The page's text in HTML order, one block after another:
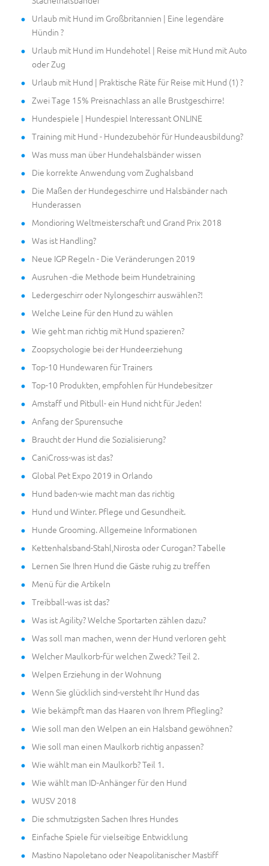
Urlaub mit Hund im Großbritannien | Eine legendäre
Hündin ?
Urlaub mit Hund im Hundehotel | Reise mit Hund mit Auto
oder Zug
Urlaub mit Hund | Praktische Räte für Reise mit Hund (1) ?
Zwei Tage 15% Preisnachlass an alle Brustgeschirre!
Hundespiele | Hundespiel Interessant ONLINE
Training mit Hund - Hundezubehör für Hundeausbildung?
Was muss man über Hundehalsbänder wissen
Die korrekte Anwendung vom Zughalsband
Die Maßen der Hundegeschirre und Halsbänder nach
Hunderassen
Mondioring Weltmeisterschaft und Grand Prix 2018
Was ist Handling?
Neue IGP Regeln - Die Veränderungen 2019
Ausruhen -die Methode beim Hundetraining
Ledergeschirr oder Nylongeschirr auswählen?!
Welche Leine für den Hund zu wählen
Wie geht man richtig mit Hund spazieren?
Zoopsychologie bei der Hundeerziehung
Top-10 Hundewaren für Trainers
Top-10 Produkten, empfohlen für Hundebesitzer
Amstaff und Pitbull- ein Hund nicht für Jeden!
Anfang der Spurensuche
Braucht der Hund die Sozialisierung?
CaniCross-was ist das?
Global Pet Expo 2019 in Orlando
Hund baden-wie macht man das richtig
Hund und Winter. Pflege und Gesundheit.
Hunde Grooming. Allgemeine Informationen
Kettenhalsband-Stahl,Nirosta oder Curogan? Tabelle
Lernen Sie Ihren Hund die Gäste ruhig zu treffen
Menü für die Artikeln
Treibball-was ist das?
Was ist Agility? Welche Sportarten zählen dazu?
Was soll man machen, wenn der Hund verloren geht
Welcher Maulkorb-für welchen Zweck? Teil 2.
Welpen Erziehung in der Wohnung
Wenn Sie glücklich sind-versteht Ihr Hund das
Wie bekämpft man das Haaren von Ihrem Pflegling?
Wie soll man den Welpen an ein Halsband gewöhnen?
Wie soll man einen Maulkorb richtig anpassen?
Wie wählt man ein Maulkorb? Teil 1.
Wie wählt man ID-Anhänger für den Hund
WUSV 2018
Die schmutzigsten Sachen Ihres Hundes
Einfache Spiele für vielseitige Entwicklung
Mastino Napoletano oder Neapolitanischer Mastiff